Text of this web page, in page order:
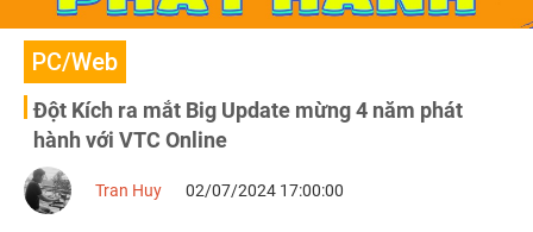
PC/Web
Đột Kích ra mắt Big Update mừng 4 năm phát
hành với VTC Online
Tran Huy 02/07/2024 17:00:00